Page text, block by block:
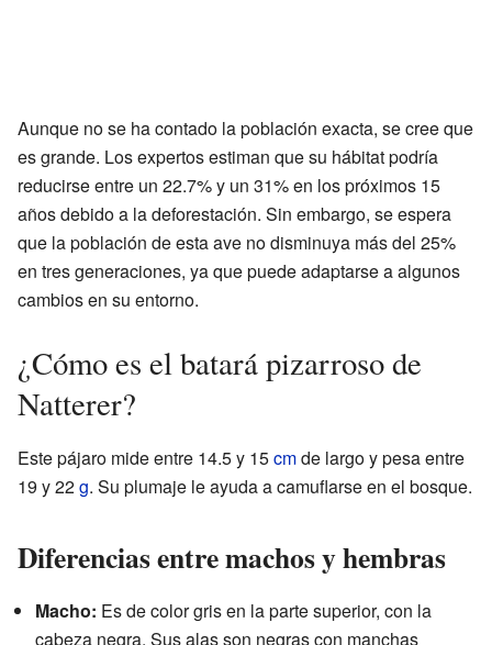
Aunque no se ha contado la población exacta, se cree que
es grande. Los expertos estiman que su hábitat podría
reducirse entre un 22.7% y un 31% en los próximos 15
años debido a la deforestación. Sin embargo, se espera
que la población de esta ave no disminuya más del 25%
en tres generaciones, ya que puede adaptarse a algunos
cambios en su entorno.
¿Cómo es el batará pizarroso de
Natterer?
Este pájaro mide entre 14.5 y 15cmde largo y pesa entre
19 y 22g. Su plumaje le ayuda a camuflarse en el bosque.
Diferencias entre machos y hembras
Macho: Es de color gris en la parte superior, con la
cabeza negra. Sus alas son negras con manchas